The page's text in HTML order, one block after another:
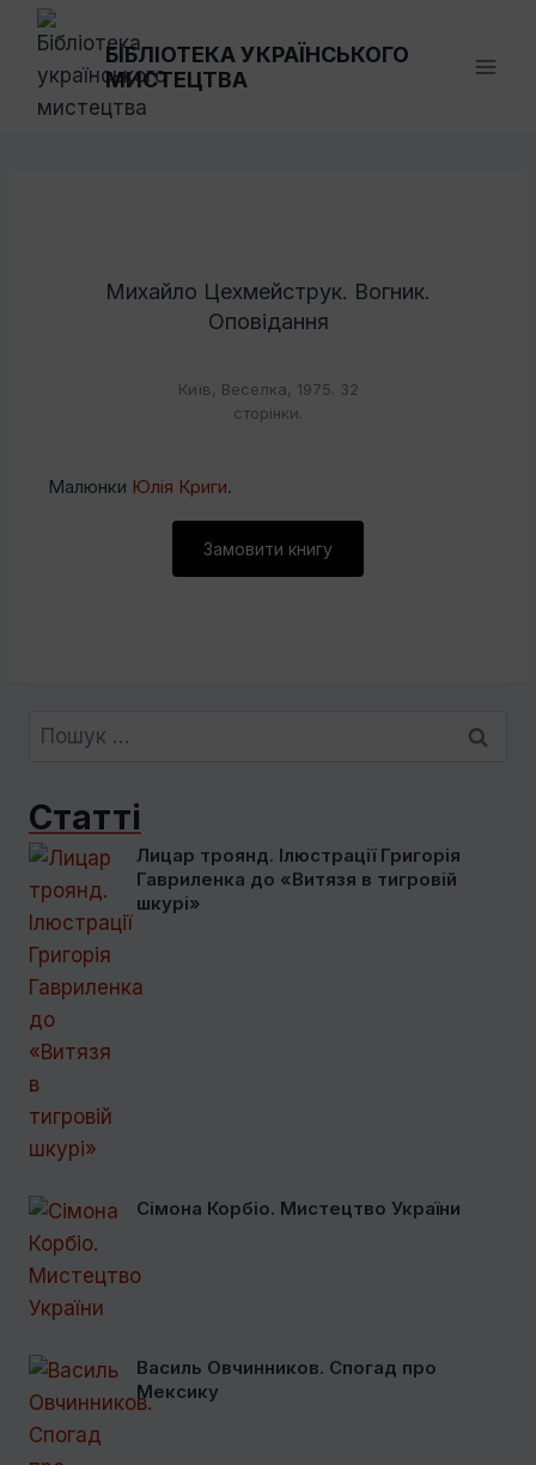
Перейти
вмісту
БІБЛІОТЕКА УКРАЇНСЬКОГО
МИСТЕЦТВА
Михайло Цехмейструк. Вогник.
Оповідання
Київ, Веселка, 1975. 32
сторінки.
Малюнки Юлія Криги.
Замовити книгу
Пошук:
Статті
Лицар троянд. Ілюстрації Григорія
Гавриленка до «Витязя в тигровій
шкурі»
Сімона Корбіо. Мистецтво України
Василь Овчинников. Спогад про
Мексику